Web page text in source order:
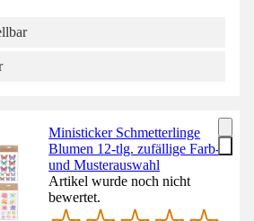
Ministicker Schmetterlinge
Blumen 12-tlg. zufällige Farb-
und Musterauswahl
Artikel wurde noch nicht
bewertet.